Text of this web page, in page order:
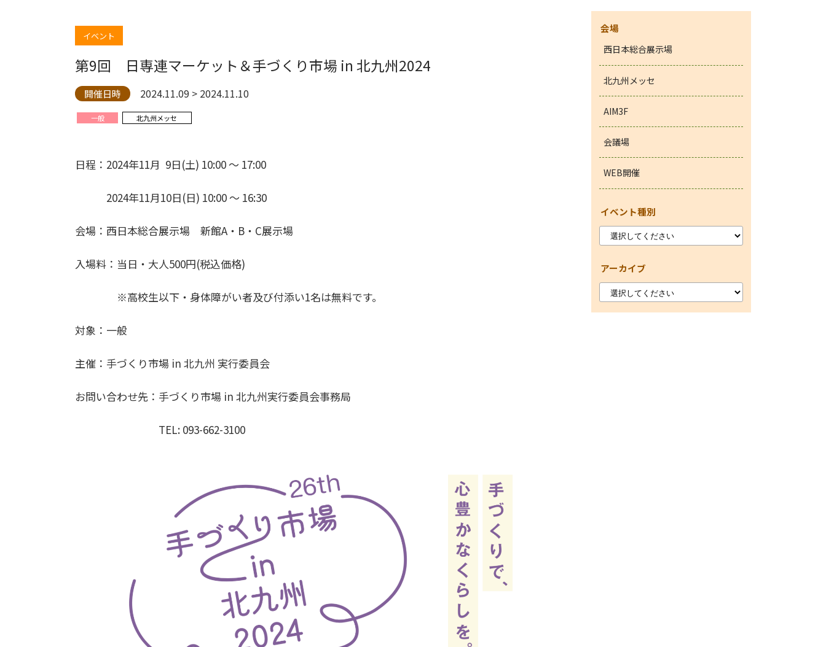
イベント
第9回 日専連マーケット＆手づくり市場 in 北九州2024
開催日時 2024.11.09 > 2024.11.10
一般 北九州メッセ
日程：2024年11月 9日(土) 10:00 ～ 17:00
2024年11月10日(日) 10:00 ～ 16:30
会場：西日本総合展示場 新館A・B・C展示場
入場料：当日・大人500円(税込価格)
※高校生以下・身体障がい者及び付添い1名は無料です。
対象：一般
主催：手づくり市場 in 北九州 実行委員会
お問い合わせ先：手づくり市場 in 北九州実行委員会事務局
TEL: 093-662-3100
会場
西日本総合展示場
北九州メッセ
AIM3F
会議場
WEB開催
イベント種別
アーカイブ